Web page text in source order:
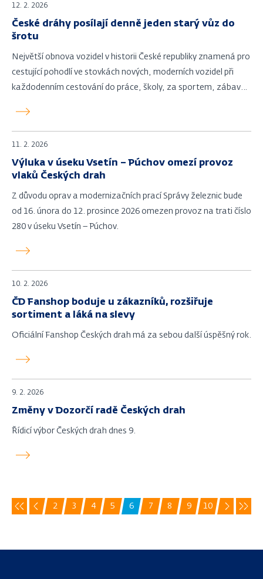
12. 2. 2026
České dráhy posílají denně jeden starý vůz do
šrotu
Největší obnova vozidel v historii České republiky znamená pro
cestující pohodlí ve stovkách nových, moderních vozidel při
každodenním cestování do práce, školy, za sportem, zábavou
11. 2. 2026
Výluka v úseku Vsetín – Púchov omezí provoz
vlaků Českých drah
Z důvodu oprav a modernizačních prací Správy železnic bude
od 16. února do 12. prosince 2026 omezen provoz na trati číslo
280 v úseku Vsetín – Púchov.
10. 2. 2026
ČD Fanshop boduje u zákazníků, rozšiřuje
sortiment a láká na slevy
Oficiální Fanshop Českých drah má za sebou další úspěšný rok.
9. 2. 2026
Změny v Dozorčí radě Českých drah
Řídicí výbor Českých drah dnes 9.
PrvníPreviousPage
2
Page
3
Page
4
Page
5
Aktuální
6
Page
7
Page
8
Page
9
Page
10
Další